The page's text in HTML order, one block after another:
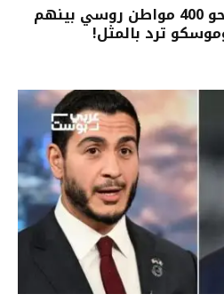
بالأرقام.. ألمانيا تطرد نحو 400 مواطن روسي بينهم